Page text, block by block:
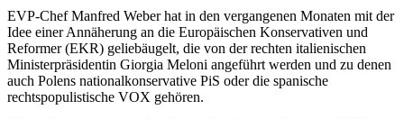
EVP-Chef Manfred Weber hat in den vergangenen Monaten mit der
Idee einer Annäherung an die Europäischen Konservativen und
Reformer (EKR) geliebäugelt, die von der rechten italienischen
Ministerpräsidentin Giorgia Meloni angeführt werden und zu denen
auch Polens nationalkonservative PiS oder die spanische
rechtspopulistische VOX gehören.